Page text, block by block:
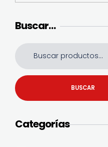
Buscar…
BUSCAR
Categorías